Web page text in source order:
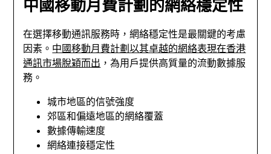
中國移動月費計劃的網絡穩定性
在選擇移動通訊服務時，網絡穩定性是最關鍵的考慮
因素。 中國移動月費計劃以其卓越的網絡表現在香港
通訊市場脫穎而出 ，為用戶提供高質量的流動數據服
務。
城市地區的信號強度
郊區和偏遠地區的網絡覆蓋
數據傳輸速度
網絡連接穩定性